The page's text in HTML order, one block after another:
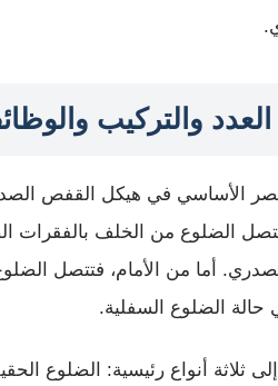
والتركيب
تتصل الضلوع من الخلف
أما من الأمام، فتتصل
حالة الضلوع السفلية.
ثلاثة أنواع رئيسية: الضلوع